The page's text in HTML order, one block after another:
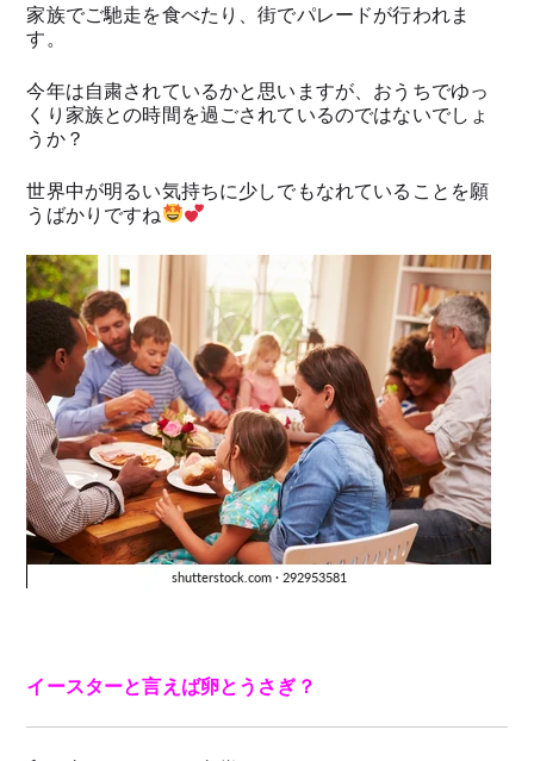
家族でご馳走を食べたり、街でパレードが行われま
す。
今年は自粛されているかと思いますが、おうちでゆっ
くり家族との時間を過ごされているのではないでしょ
うか？
世界中が明るい気持ちに少しでもなれていることを願
うばかりですね
イースターと言えば卵とうさぎ？